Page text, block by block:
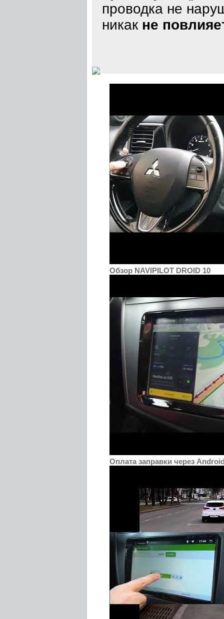
проводка не
никак не
Обзор NAVIPILOT DROID 10
Оплата заправки через